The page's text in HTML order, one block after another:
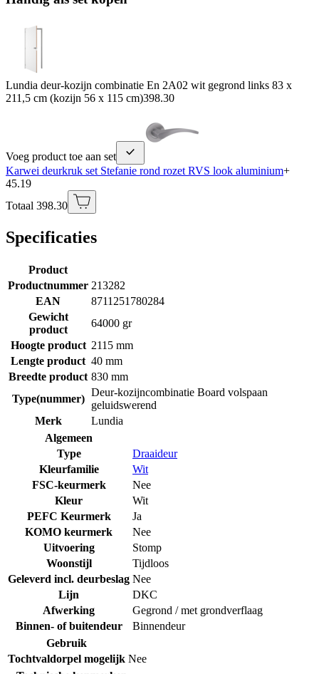
Lundia deur-kozijn combinatie En 2A02 wit gegrond links 83 x
211,5 cm (kozijn 56 x 115 cm)398.30
Voeg product toe aan set
Karwei deurkruk set Stefanie rond rozet RVS look aluminium+
45.19
Totaal 398.30
Specificaties
Product
Productnummer 213282
EAN
8711251780284
Gewicht
product
64000 gr
Hoogte product 2115 mm
Lengte product 40 mm
Breedte product 830 mm
Type(nummer)
Deur-kozijncombinatie Board volspaan
geluidswerend
Merk
Lundia
Algemeen
Type
Draaideur
Kleurfamilie
Wit
FSC-keurmerk
Nee
Kleur
Wit
PEFC Keurmerk
Ja
KOMO keurmerk
Nee
Uitvoering
Stomp
Woonstijl
Tijdloos
Geleverd incl. deurbeslag Nee
Lijn
DKC
Afwerking
Gegrond / met grondverflaag
Binnen- of buitendeur
Binnendeur
Gebruik
Tochtvaldorpel mogelijk Nee